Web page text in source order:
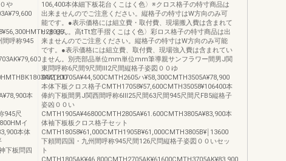
や
間呼称945
本
945尺
イ
本体
下板問四
106,400本体細下板花台くこはく色〉※クロス格子の特寸商品は
出来ませんのでご注意ください。縦格子の特寸はW方向のみ可
能です。●表示価格には組立費・取付費、現場搬入費は含まれて
いません。高tTt窓手摺くこはく色〉彩ロス格子の特寸商品は出
来ませんのでご注意ください。縦格子の特寸はW方向のみ可能
です。●表示価格には組立費、取付費、現場強入費は含まれてい
ません。別売部品単位mm単位mm筆導親サンフラワー間男J関
東問呼称6尺間9尺間Ⅲ2尺間縦格子姿図００ゆ
CMTH1705A¥44,500CMTH2605ハ¥58,300CMTH3505A¥78,900
本体下板クロス格子CMTH17058¥57,600CMTH35058¥106400本
俸約下板間男J関西間呼称6Ⅲ25尺間63尺間945尺間尺FB5縦格子
姿凶００い
CMTH1905A¥46800CMTH2805A¥61.600CMTH3805A¥83,900本
体袖下板板クロス格子セット
CMTH18058¥61,000CMTH1905B¥61,000CMTH3805B¥￨13600
下頼間四国・九州間呼称945尺間126尺問縦格子姿図００いセッ
ト